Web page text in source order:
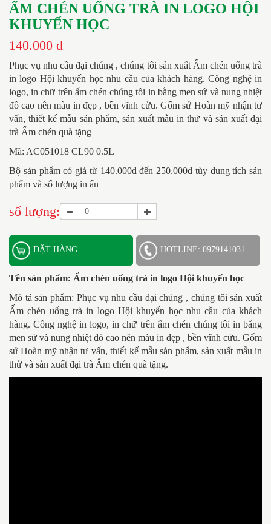
ẤM CHÉN UỐNG TRÀ IN LOGO HỘI
KHUYẾN HỌC
140.000 đ
Phục vụ nhu cầu đại chúng , chúng tôi sản xuất Ấm chén uống trà
in logo Hội khuyến họcnhu cầu của khách hàng. Công nghệ in
logo, in chữ trên ấm chén chúng tôi in bằng men sứ và nung nhiệt
đô cao nên màu in đẹp , bền vĩnh cửu. Gốm sứ Hoàn mỹ nhận tư
vấn, thiết kế mẫu sản phẩm, sản xuất mẫu in thử và sản xuất đại
trà Ấm chén quà tặng
Mã: AC051018 CL90 0.5L
Bộ sản phẩm có giá từ 140.000d đến 250.000d tùy dung tích sản
phẩm và số lượng in ấn
số lượng:
ĐẶT HÀNG HOTLINE: 0979141031
Tên sản phẩm: Ấm chén uống trà in logo Hội khuyến học
Mô tả sản phẩm: Phục vụ nhu cầu đại chúng , chúng tôi sản xuất
Ấm chén uống trà in logo Hội khuyến họcnhu cầu của khách
hàng. Công nghệ in logo, in chữ trên ấm chén chúng tôi in bằng
men sứ và nung nhiệt đô cao nên màu in đẹp , bền vĩnh cửu. Gốm
sứ Hoàn mỹ nhận tư vấn, thiết kế mẫu sản phẩm, sản xuất mẫu in
thử và sản xuất đại trà Ấm chén quà tặng.